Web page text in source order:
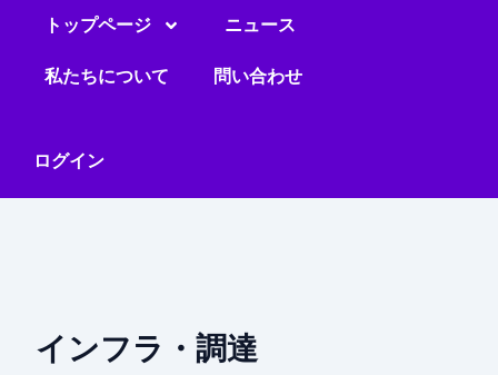
トップページ ニュース
私たちについて 問い合わせ
ログイン
インフラ・調達